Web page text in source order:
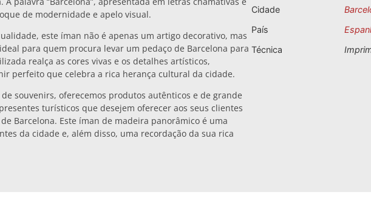
de modernidade e apelo visual.
este íman não é apenas um artigo decorativo, mas
para quem procura levar um pedaço de Barcelona para
realça as cores vivas e os detalhes artísticos,
perfeito que celebra a rica herança cultural da cidade.
souvenirs, oferecemos produtos autênticos e de grande
turísticos que desejem oferecer aos seus clientes
Barcelona. Este íman de madeira panorâmico é uma
da cidade e, além disso, uma recordação da sua rica
Cidade
País
Técnica